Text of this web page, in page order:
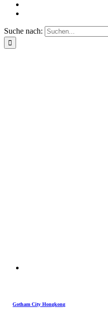
Suche nach:
Gotham City Hongkong